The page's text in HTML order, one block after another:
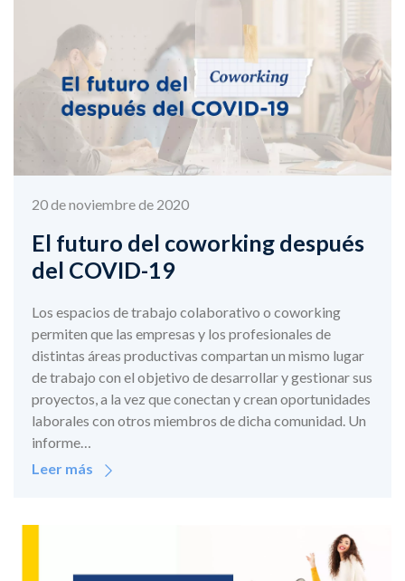
20 de noviembre de 2020
El futuro del coworking después
del COVID-19
Los espacios de trabajo colaborativo o coworking
permiten que las empresas y los profesionales de
distintas áreas productivas compartan un mismo lugar
de trabajo con el objetivo de desarrollar y gestionar sus
proyectos, a la vez que conectan y crean oportunidades
laborales con otros miembros de dicha comunidad. Un
informe…
Leer más